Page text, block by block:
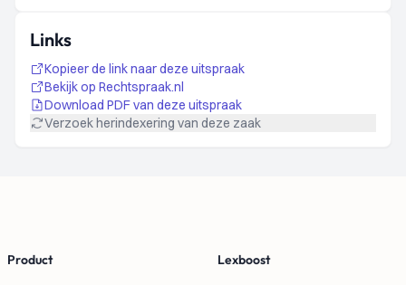
Links
Kopieer de link naar deze uitspraak
Bekijk op Rechtspraak.nl
Download PDF van deze uitspraak
Verzoek herindexering van deze zaak
Product Lexboost